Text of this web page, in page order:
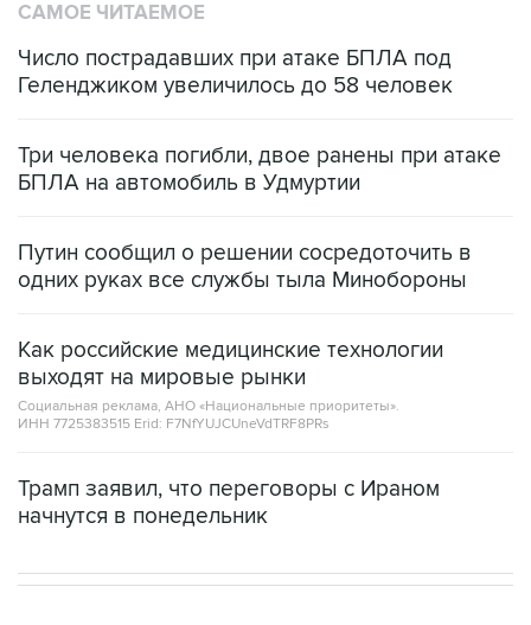
САМОЕ ЧИТАЕМОЕ
Число пострадавших при атаке БПЛА под
Геленджиком увеличилось до 58 человек
Три человека погибли, двое ранены при атаке
БПЛА на автомобиль в Удмуртии
Путин сообщил о решении сосредоточить в
одних руках все службы тыла Минобороны
Как российские медицинские технологии
выходят на мировые рынки
Социальная реклама, АНО «Национальные приоритеты».
ИНН 7725383515 Erid: F7NfYUJCUneVdTRF8PRs
Трамп заявил, что переговоры с Ираном
начнутся в понедельник